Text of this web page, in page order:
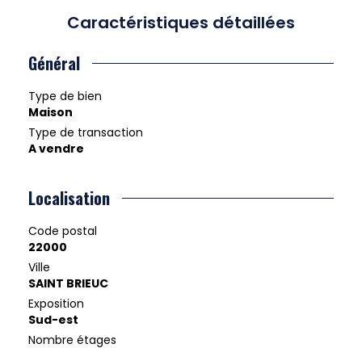
Caractéristiques détaillées
Général
Type de bien
Maison
Type de transaction
A vendre
Localisation
Code postal
22000
Ville
SAINT BRIEUC
Exposition
Sud-est
Nombre étages